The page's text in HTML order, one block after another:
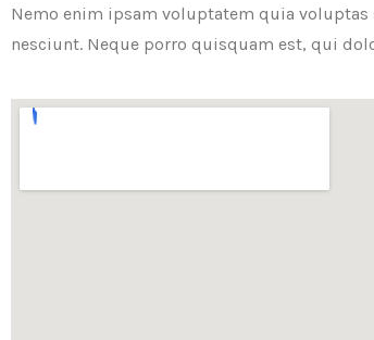
Nemo enim ipsam voluptatem quia
nesciunt. Neque porro quisquam est, qui